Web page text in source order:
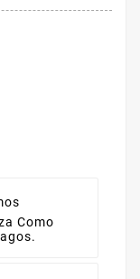
Como